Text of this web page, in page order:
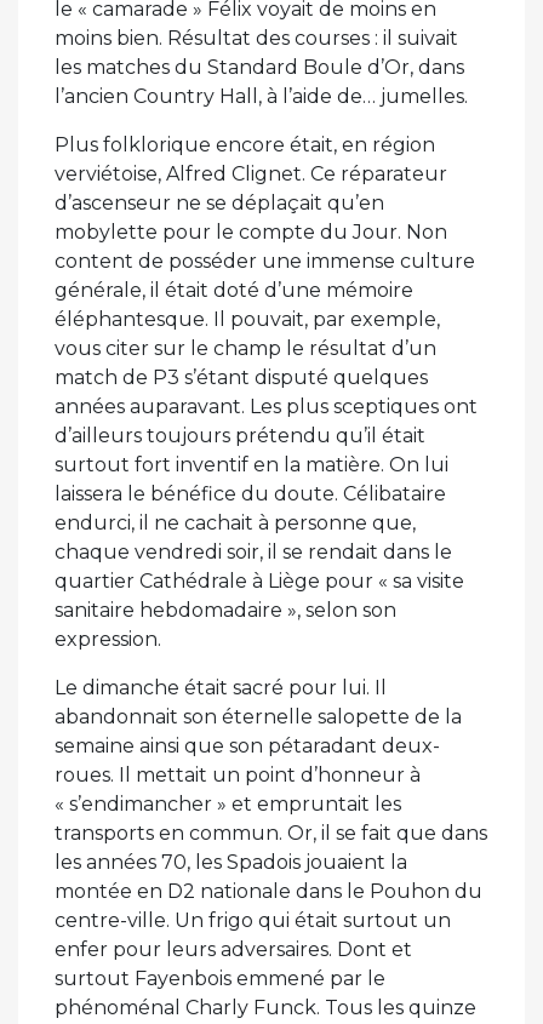
le « camarade » Félix voyait de moins en
moins bien. Résultat des courses : il suivait
les matches du Standard Boule d’Or, dans
l’ancien Country Hall, à l’aide de… jumelles.
Plus folklorique encore était, en région
verviétoise, Alfred Clignet. Ce réparateur
d’ascenseur ne se déplaçait qu’en
mobylette pour le compte du Jour. Non
content de posséder une immense culture
générale, il était doté d’une mémoire
éléphantesque. Il pouvait, par exemple,
vous citer sur le champ le résultat d’un
match de P3 s’étant disputé quelques
années auparavant. Les plus sceptiques ont
d’ailleurs toujours prétendu qu’il était
surtout fort inventif en la matière. On lui
laissera le bénéfice du doute. Célibataire
endurci, il ne cachait à personne que,
chaque vendredi soir, il se rendait dans le
quartier Cathédrale à Liège pour « sa visite
sanitaire hebdomadaire », selon son
expression.
Le dimanche était sacré pour lui. Il
abandonnait son éternelle salopette de la
semaine ainsi que son pétaradant deux-
roues. Il mettait un point d’honneur à
« s’endimancher » et empruntait les
transports en commun. Or, il se fait que dans
les années 70, les Spadois jouaient la
montée en D2 nationale dans le Pouhon du
centre-ville. Un frigo qui était surtout un
enfer pour leurs adversaires. Dont et
surtout Fayenbois emmené par le
phénoménal Charly Funck. Tous les quinze